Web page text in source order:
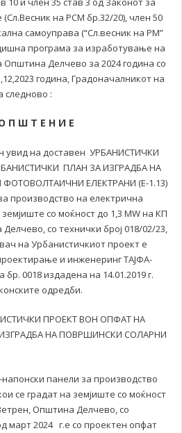
на РСМ бр.32/20), член 50
самоуправа (“Сл.весник на РМ”
програма за изработување на
Делчево за 2024 година со
година, Градоначалникот на
следново :
П Ш Т Е Н И Е
увид на доставен УРБАНИСТИЧКИ
ПЛАН ЗА ИЗГРАДБА НА
ЕЛЕКТРАНИ (Е-1.13)
производство на електрична
со моќност до 1,3 MW на КП
со технички број 018/02/23,
на Урбанистичкиот проект е
и инженеринг ТАЈФА-
0018 издадена на 14.01.2019 г.
одредби.
ПРОЕКТ ВОН ОПФАТ НА
НА ПОВРШИНСКИ СОЛАРНИ
панели за производство
се градат на земјиште со моќност
Општина Делчево, со
март 2024 г.е со проектен опфат